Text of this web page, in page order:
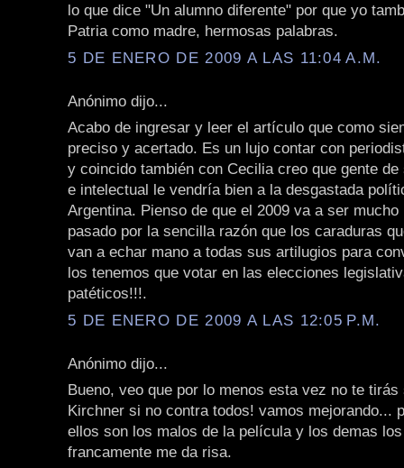
lo que dice "Un alumno diferente" por que yo
Patria como madre, hermosas palabras.
5 DE ENERO DE 2009 A LAS 11:04 A.M.
Anónimo dijo...
Acabo de ingresar y leer el artículo que como
preciso y acertado. Es un lujo contar con
y coincido también con Cecilia creo que gente
e intelectual le vendría bien a la desgastada
Argentina. Pienso de que el 2009 va a ser mucho
pasado por la sencilla razón que los caraduras
van a echar mano a todas sus artilugios para
los tenemos que votar en las elecciones
patéticos!!!.
5 DE ENERO DE 2009 A LAS 12:05 P.M.
Anónimo dijo...
Bueno, veo que por lo menos esta vez no te
Kirchner si no contra todos! vamos mejorando...
ellos son los malos de la película y los demas
francamente me da risa.